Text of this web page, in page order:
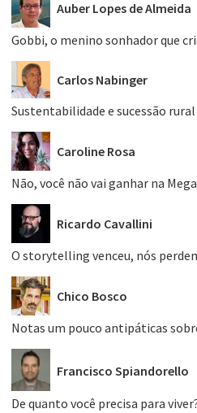
Auber Lopes de Almeida
Gobbi, o menino sonhador que
Carlos Nabinger
Sustentabilidade e sucessão rural
Caroline Rosa
Não, você não vai ganhar na
Ricardo Cavallini
O storytelling venceu, nós
Chico Bosco
Notas um pouco antipáticas
Francisco Spiandorello
De quanto você precisa para